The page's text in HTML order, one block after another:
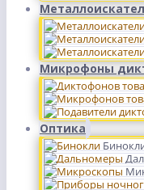
Микрофоны
Оптика